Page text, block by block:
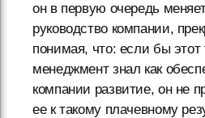
он в первую очередь
руководство компании,
понимая, что: если бы этот
менеджмент знал как
компании развитие, он не
ее к такому плачевному